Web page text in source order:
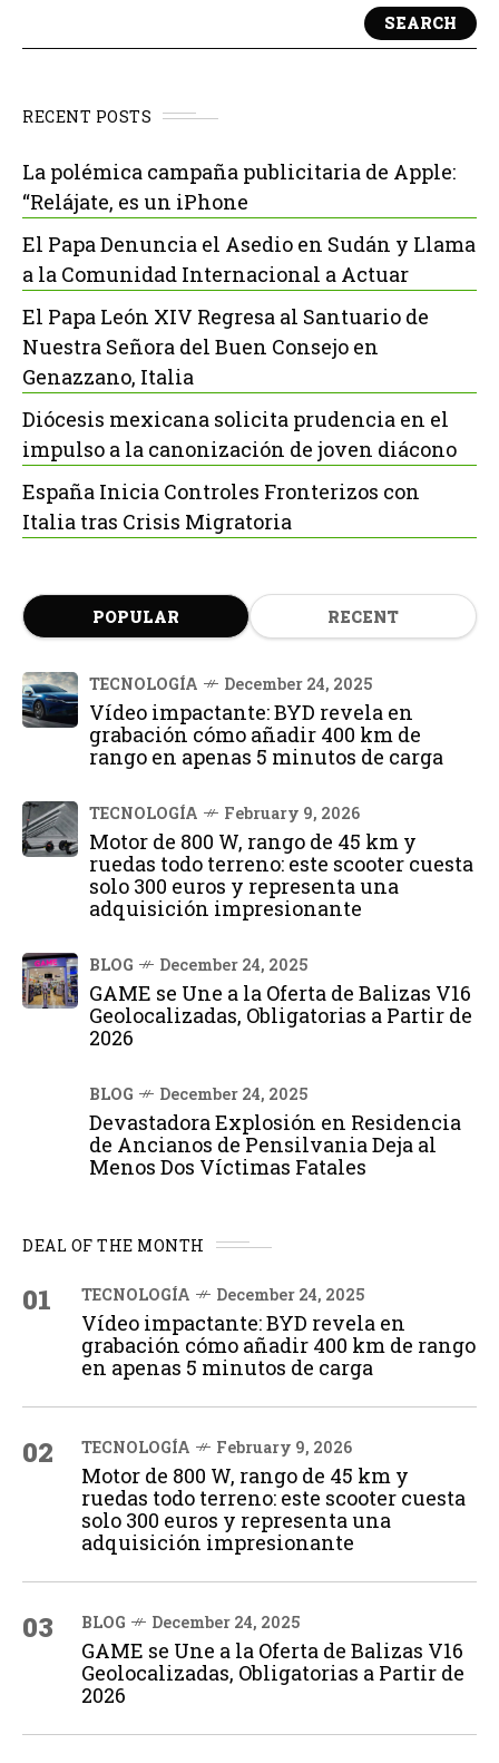
SEARCH
RECENT POSTS
La polémica campaña publicitaria de Apple:
“Relájate, es un iPhone
El Papa Denuncia el Asedio en Sudán y Llama
a la Comunidad Internacional a Actuar
El Papa León XIV Regresa al Santuario de
Nuestra Señora del Buen Consejo en
Genazzano, Italia
Diócesis mexicana solicita prudencia en el
impulso a la canonización de joven diácono
España Inicia Controles Fronterizos con
Italia tras Crisis Migratoria
POPULAR RECENT
TECNOLOGÍA December 24, 2025
Vídeo impactante: BYD revela en
grabación cómo añadir 400 km de
rango en apenas 5 minutos de carga
TECNOLOGÍA February 9, 2026
Motor de 800 W, rango de 45 km y
ruedas todo terreno: este scooter cuesta
solo 300 euros y representa una
adquisición impresionante
BLOG December 24, 2025
GAME se Une a la Oferta de Balizas V16
Geolocalizadas, Obligatorias a Partir de
2026
BLOG December 24, 2025
Devastadora Explosión en Residencia
de Ancianos de Pensilvania Deja al
Menos Dos Víctimas Fatales
DEAL OF THE MONTH
01 TECNOLOGÍA December 24, 2025
Vídeo impactante: BYD revela en
grabación cómo añadir 400 km de rango
en apenas 5 minutos de carga
02 TECNOLOGÍA February 9, 2026
Motor de 800 W, rango de 45 km y
ruedas todo terreno: este scooter cuesta
solo 300 euros y representa una
adquisición impresionante
03 BLOG December 24, 2025
GAME se Une a la Oferta de Balizas V16
Geolocalizadas, Obligatorias a Partir de
2026